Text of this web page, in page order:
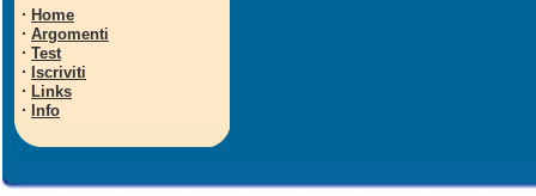
· Home
· Argomenti
· Test
· Iscriviti
· Links
· Info